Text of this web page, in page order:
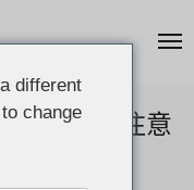
优缺点和注意
different
change